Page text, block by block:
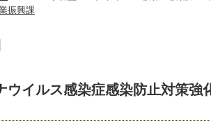
振興課
ウイルス感染症感染防止対策強